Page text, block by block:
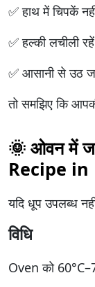
✅ हाथ में चिपकें
✅ हल्की लचीली रहें
✅ आसानी से उठ
तो समझिए कि
🌞 ओवन में
Recipe in
यदि धूप उपलब्ध
विधि
Oven को